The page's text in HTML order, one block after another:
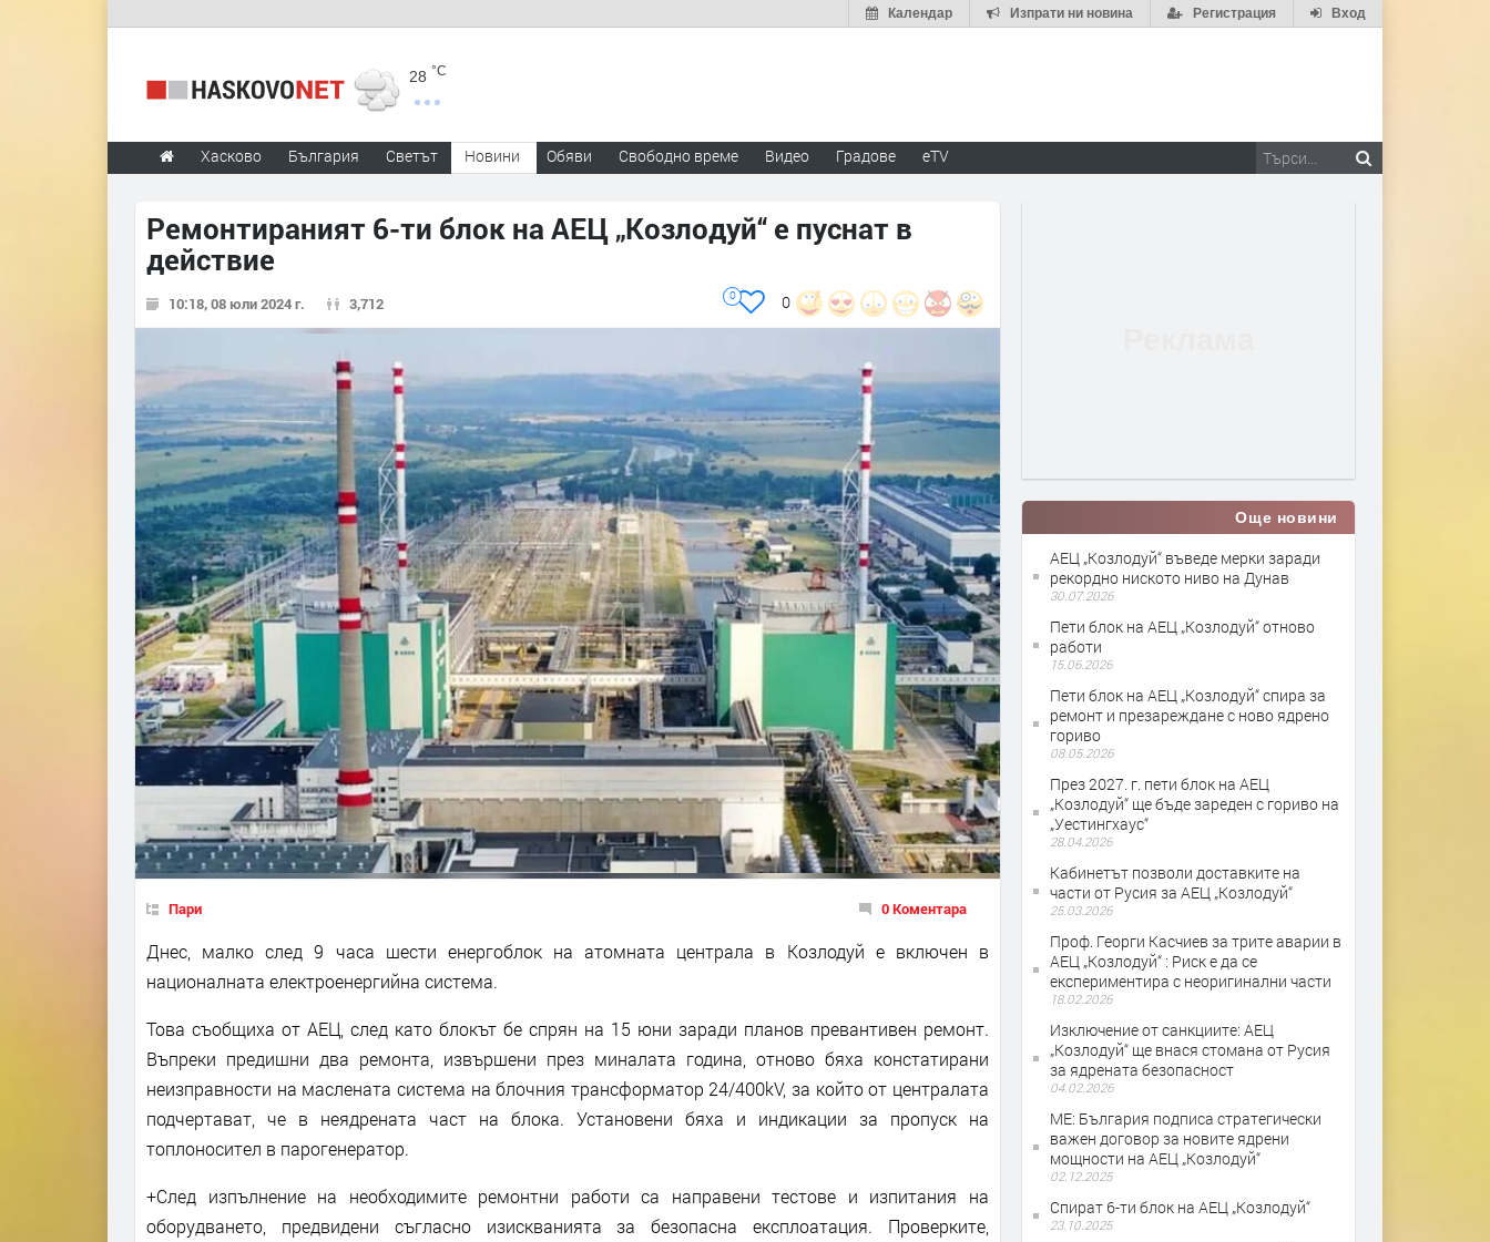
Вход
Регистрация
Изпрати ни новина
Календар
28 °C
Хасково България Светът Новини Обяви Свободно време Видео Градове eTV
Ремонтираният 6-ти блок на АЕЦ „Козлодуй“ е пуснат в
действие
10:18, 08 юли 2024 г. 3,712 0
0
Пари 0 Коментара
Днес, малко след 9 часа шести енергоблок на атомната централа в Козлодуй е включен в
националната електроенергийна система.
Това съобщиха от АЕЦ, след като блокът бе спрян на 15 юни заради планов превантивен ремонт.
Въпреки предишни два ремонта, извършени през миналата година, отново бяха констатирани
неизправности на маслената система на блочния трансформатор 24/400kV, за който от централата
подчертават, че в неядрената част на блока. Установени бяха и индикации за пропуск на
топлоносител в парогенератор.
+След изпълнение на необходимите ремонтни работи са направени тестове и изпитания на
оборудването, предвидени съгласно изискванията за безопасна експлоатация. Проверките,
Още новини
АЕЦ „Козлодуй“ въведе мерки заради
рекордно ниското ниво на Дунав
30.07.2026
Пети блок на АЕЦ „Козлодуй“ отново
работи
15.06.2026
Пети блок на АЕЦ „Козлодуй“ спира за
ремонт и презареждане с ново ядрено
гориво
08.05.2026
През 2027. г. пети блок на АЕЦ
„Козлодуй“ ще бъде зареден с гориво на
„Уестингхаус“
28.04.2026
Кабинетът позволи доставките на
части от Русия за АЕЦ „Козлодуй“
25.03.2026
Проф. Георги Касчиев за трите аварии в
АЕЦ „Козлодуй“ : Риск е да се
експериментира с неоригинални части
18.02.2026
Изключение от санкциите: АЕЦ
„Козлодуй“ ще внася стомана от Русия
за ядрената безопасност
04.02.2026
МЕ: България подписа стратегически
важен договор за новите ядрени
мощности на АЕЦ „Козлодуй“
02.12.2025
Спират 6-ти блок на АЕЦ „Козлодуй“
23.10.2025